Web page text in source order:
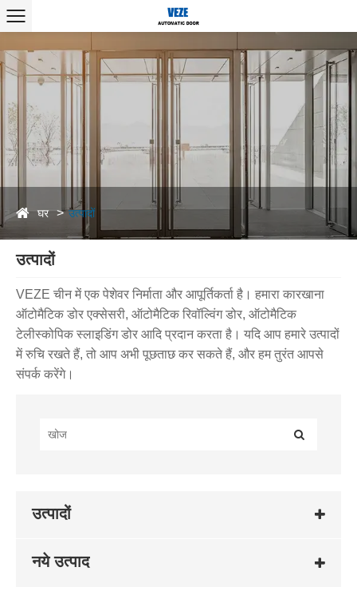
घर उत्पादों
उत्पादों
VEZE चीन में एक पेशेवर निर्माता और आपूर्तिकर्ता है। हमारा कारखाना
ऑटोमैटिक डोर एक्सेसरी, ऑटोमैटिक रिवॉल्विंग डोर, ऑटोमैटिक
टेलीस्कोपिक स्लाइडिंग डोर आदि प्रदान करता है। यदि आप हमारे उत्पादों
में रुचि रखते हैं, तो आप अभी पूछताछ कर सकते हैं, और हम तुरंत आपसे
संपर्क करेंगे।
उत्पादों
नये उत्पाद